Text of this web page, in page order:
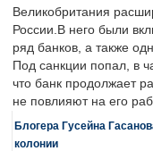
Великобритания
России.В него были
ряд банков, а также
Под санкции попал, в
что банк продолжает
не повлияют на его
Блогера Гусейна
колонии